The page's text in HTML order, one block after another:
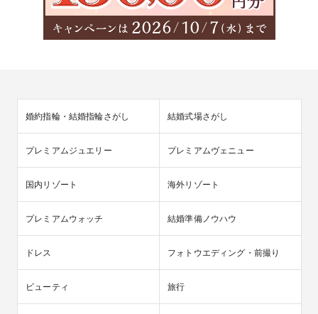
婚約指輪・結婚指輪さがし 結婚式場さがし
プレミアムジュエリー プレミアムヴェニュー
国内リゾート 海外リゾート
プレミアムウォッチ 結婚準備ノウハウ
ドレス フォトウエディング・前撮り
ビューティ 旅行